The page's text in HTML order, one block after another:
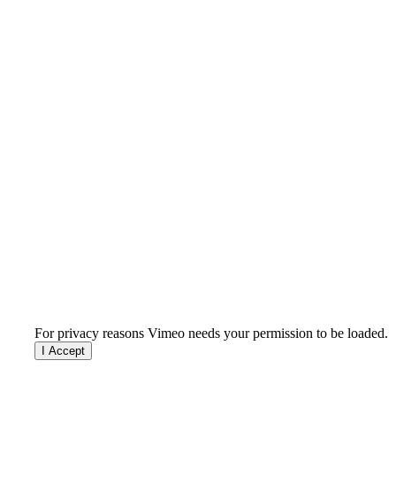
For privacy reasons Vimeo needs your permission to be loaded.
I Accept